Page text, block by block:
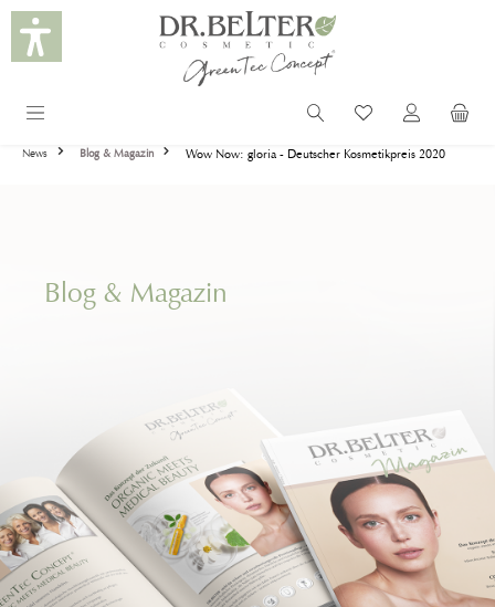
springen
News Blog & Magazin Wow Now: gloria - Deutscher Kosmetikpreis 2020
Blog & Magazin